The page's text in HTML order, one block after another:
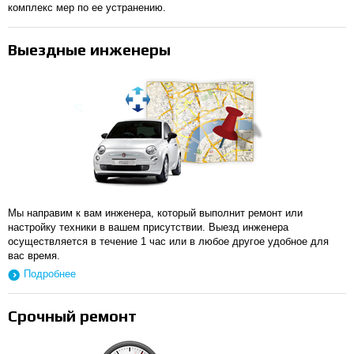
комплекс мер по ее устранению.
Выездные инженеры
Мы направим к вам инженера, который выполнит ремонт или
настройку техники в вашем присутствии. Выезд инженера
осуществляется в течение 1 час или в любое другое удобное для
вас время.
Подробнее
Срочный ремонт